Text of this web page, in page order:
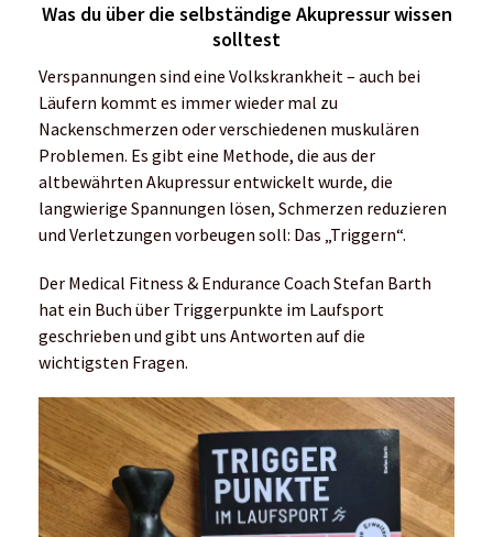
Was du über die selbständige Akupressur wissen
solltest
Verspannungen sind eine Volkskrankheit – auch bei
Läufern kommt es immer wieder mal zu
Nackenschmerzen oder verschiedenen muskulären
Problemen. Es gibt eine Methode, die aus der
altbewährten Akupressur entwickelt wurde, die
langwierige Spannungen lösen, Schmerzen reduzieren
und Verletzungen vorbeugen soll: Das „Triggern“.
Der Medical Fitness & Endurance Coach Stefan Barth
hat ein Buch über Triggerpunkte im Laufsport
geschrieben und gibt uns Antworten auf die
wichtigsten Fragen.